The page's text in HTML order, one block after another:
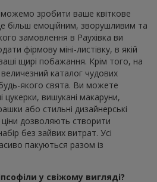
зробити ваше квіткове
більш емоційним, зворушливим та
замовлення в Раухівка ви
фірмову міні-листівку, в якій
щирі побажання. Крім того, на
каталог чудових
будь-якого свята. Ви можете
цукерки, вишукані макаруни,
або стильні дизайнерські
дозволяють створити
без зайвих витрат. Усі
пакуються разом із
у свіжому вигляді?